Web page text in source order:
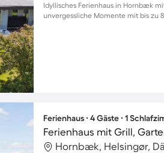
Idyllisches Ferienhaus in Hornbæk
unvergessliche Momente mit bis zu
Ferienhaus ∙ 4 Gäste ∙ 1
Hornbæk, Helsingør,